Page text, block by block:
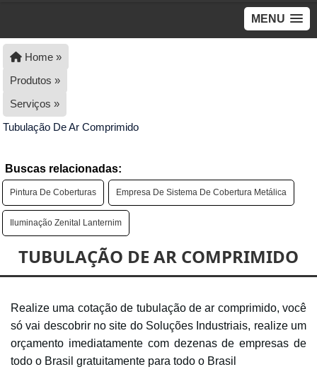
MENU
Home »
Produtos »
Serviços »
Tubulação De Ar Comprimido
Buscas relacionadas:
Pintura De Coberturas Empresa De Sistema De Cobertura Metálica
Iluminação Zenital Lanternim
TUBULAÇÃO DE AR COMPRIMIDO
Realize uma cotação de tubulação de ar comprimido, você
só vai descobrir no site do Soluções Industriais, realize um
orçamento imediatamente com dezenas de empresas de
todo o Brasil gratuitamente para todo o Brasil